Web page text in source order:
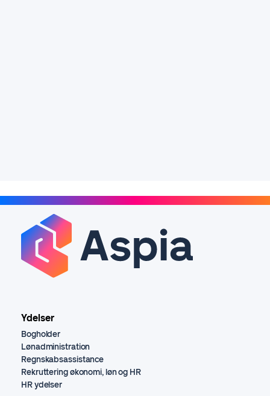
Ydelser
Bogholder
Lønadministration
Regnskabsassistance
Rekruttering økonomi, løn og HR
HR ydelser